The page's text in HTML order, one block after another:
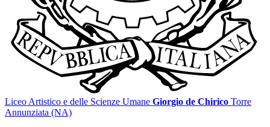
Liceo Artistico e delle Scienze Umane Giorgio de Chirico Torre
Annunziata (NA)